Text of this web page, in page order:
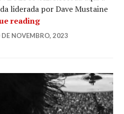
liderada por Dave Mustaine
readingMEGADETH: O
DE NOVEMBRO, 2023